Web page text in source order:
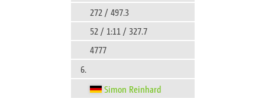
272 / 497.3
52 / 1:11 / 327.7
4777
6.
Simon Reinhard